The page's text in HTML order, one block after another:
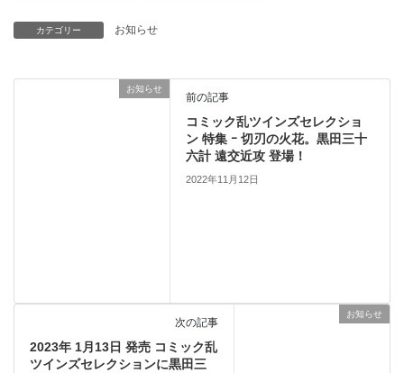
カテゴリー お知らせ
お知らせ
前の記事
コミック乱ツインズセレクショ
ン 特集 ｰ 切刃の火花。黒田三十
六計 遠交近攻 登場！
2022年11月12日
お知らせ
次の記事
2023年 1月13日 発売 コミック乱
ツインズセレクションに黒田三